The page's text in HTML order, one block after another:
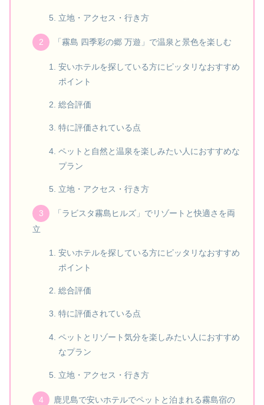
立地・アクセス・行き方
「霧島 四季彩の郷 万遊」で温泉と景色を楽しむ
安いホテルを探している方にピッタリなおすすめ
ポイント
総合評価
特に評価されている点
ペットと自然と温泉を楽しみたい人におすすめな
プラン
立地・アクセス・行き方
「ラビスタ霧島ヒルズ」でリゾートと快適さを両
立
安いホテルを探している方にピッタリなおすすめ
ポイント
総合評価
特に評価されている点
ペットとリゾート気分を楽しみたい人におすすめ
なプラン
立地・アクセス・行き方
鹿児島で安いホテルでペットと泊まれる霧島宿の